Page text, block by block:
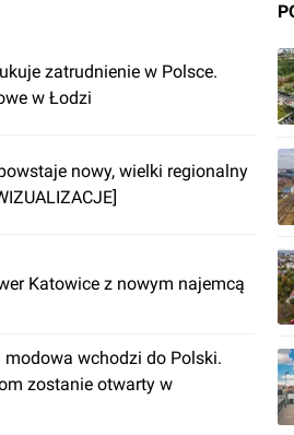
zatrudnienie w Polsce.
w Łodzi
nowy, wielki regionalny
Katowice z nowym najemcą
modowa wchodzi do Polski.
zostanie otwarty w